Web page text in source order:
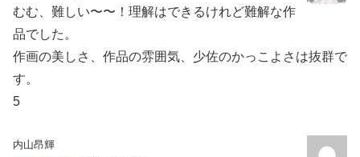
むむ、難しい〜〜！理解はできるけれど難解な作
品でした。
作画の美しさ、作品の雰囲気、少佐のかっこよさは抜群で
す。
5
内山昂輝